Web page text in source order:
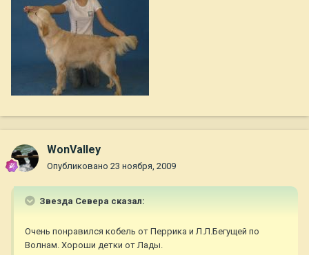
WonValley
Опубликовано 23 ноября, 2009
Звезда Севера сказал:
Очень понравился кобель от Перрика и Л.Л.Бегущей по
Волнам. Хороши детки от Лады.